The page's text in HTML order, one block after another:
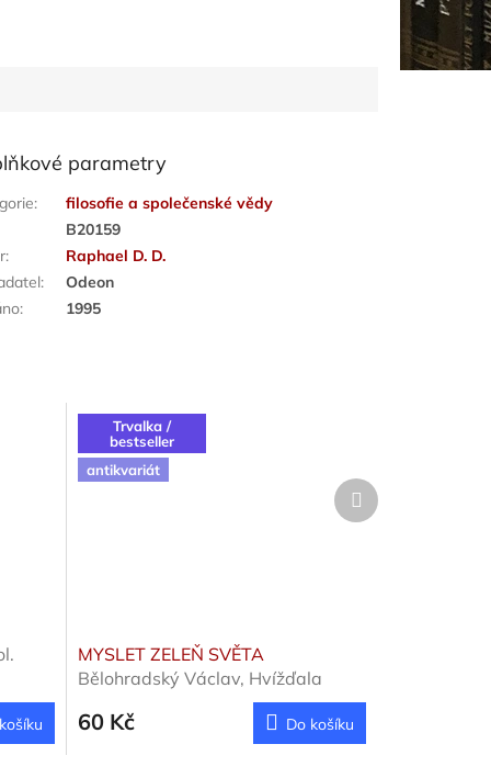
parametry
:
filosofie a společenské vědy
B20159
:
Raphael D. D.
:
Odeon
: 1995
Trvalka /
bestseller
antikvariát
MYSLET ZELEŇ SVĚTA
Bělohradský Václav, Hvížďala
60 Kč Do košíku
Další
produkt